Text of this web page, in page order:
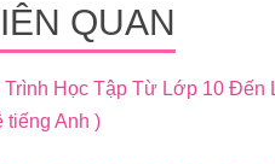
QUAN
Trình Học Tập Từ Lớp 10
tiếng Anh )